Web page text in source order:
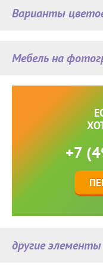
Мебель на
Варианты
+7
другие элементы